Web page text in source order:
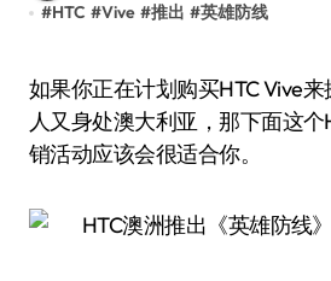
#HTC #Vive #推出 #英雄防线
如果你正在计划购买HTC Vive来探索VR世界，同时
人又身处澳大利亚，那下面这个
销活动应该会很适合你。